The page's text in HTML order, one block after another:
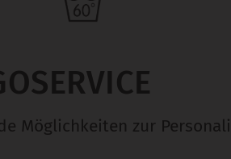
Möglichkeiten zur